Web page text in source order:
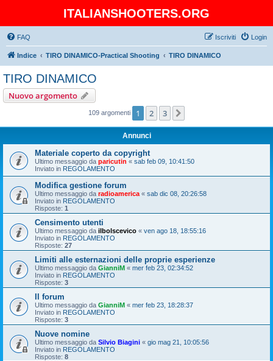
ITALIANSHOOTERS.ORG
FAQ Login
Iscriviti
Indice TIRO DINAMICO-Practical Shooting TIRO DINAMICO
TIRO DINAMICO
Nuovo argomento
109 argomenti 1 2 3
Annunci
Materiale coperto da copyright
Ultimo messaggio da paricutin « sab feb 09, 10:41:50
Inviato in REGOLAMENTO
Modifica gestione forum
Ultimo messaggio da radioamerica « sab dic 08, 20:26:58
Inviato in REGOLAMENTO
Risposte: 1
Censimento utenti
Ultimo messaggio da ilbolscevico « ven ago 18, 18:55:16
Inviato in REGOLAMENTO
Risposte: 27
Limiti alle esternazioni delle proprie esperienze
Ultimo messaggio da GianniM « mer feb 23, 02:34:52
Inviato in REGOLAMENTO
Risposte: 3
Il forum
Ultimo messaggio da GianniM « mer feb 23, 18:28:37
Inviato in REGOLAMENTO
Risposte: 3
Nuove nomine
Ultimo messaggio da Silvio Biagini « gio mag 21, 10:05:56
Inviato in REGOLAMENTO
Risposte: 8